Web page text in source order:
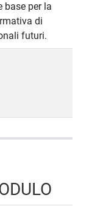
base per la
di
futuri.